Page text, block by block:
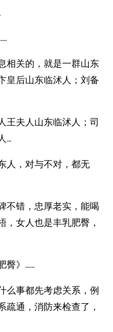
相关的，就是一群山东
皇后山东临沭人；刘备
王夫人山东临沭人；司
…
人，对与不对，都无
不错，忠厚老实，能喝
，女人也是丰乳肥臀，
臀》……
么事都先考虑关系，例
疏通，消防来检查了，